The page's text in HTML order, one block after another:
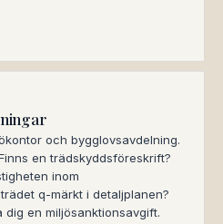
och bygglovsavdelning.
en trädskyddsföreskrift?
inom
q-märkt i detaljplanen?
dig en miljösanktionsavgift.